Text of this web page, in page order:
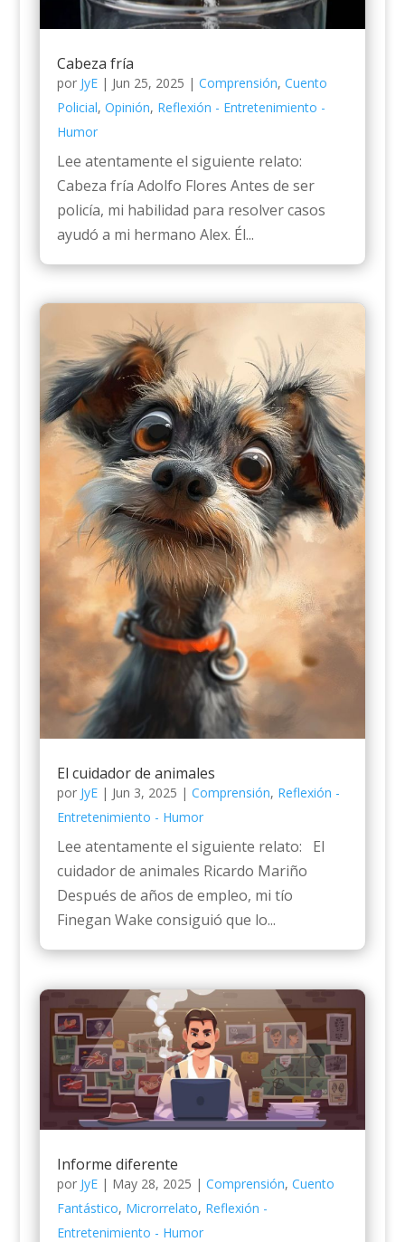
Cabeza fría
por JyE| Jun 25, 2025 | Comprensión, Cuento
Policial, Opinión, Reflexión - Entretenimiento -
Humor
Lee atentamente el siguiente relato:
Cabeza fría Adolfo Flores Antes de ser
policía, mi habilidad para resolver casos
ayudó a mi hermano Alex. Él...
El cuidador de animales
por JyE| Jun 3, 2025 | Comprensión, Reflexión -
Entretenimiento - Humor
Lee atentamente el siguiente relato: El
cuidador de animales Ricardo Mariño
Después de años de empleo, mi tío
Finegan Wake consiguió que lo...
Informe diferente
por JyE| May 28, 2025 | Comprensión, Cuento
Fantástico, Microrrelato, Reflexión -
Entretenimiento - Humor